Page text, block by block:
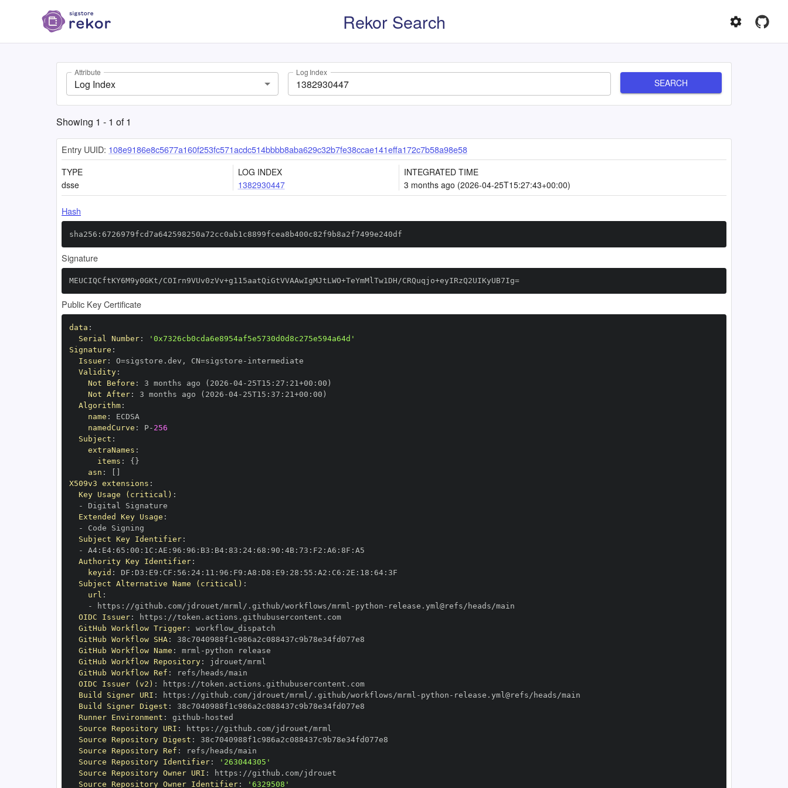
Rekor Search
Attribute
Log Index
Log Index
SEARCH
Showing 1 - 1 of1
Entry UUID: 108e9186e8c5677a160f253fc571acdc514bbbb8aba629c32b7fe38ccae141effa172c7b58a98e58
TYPE
dsse
LOG INDEX
1382930447
INTEGRATED TIME
3 months ago (2026-04-25T15:27:43+00:00)
Hash
sha256:6726979fcd7a642598250a72cc0ab1c8899fcea8b400c82f9b8a2f7499e240df
Signature
MEUCIQCftKY6M9y0GKt/COIrn9VUv0zVv+g115aatQiGtVVAAwIgMJtLWO+TeYmMlTw1DH/CRQuqjo+eyIRzQ2UIKyUB7Ig=
Public Key Certificate
data :
Serial Number:
'0x7326cb0cda6e8954af5e5730d0d8c275e594a64d'
Signature :
Issuer: O=sigstore.dev , CN=sigstore -
Validity:
Not Before : 3 months ago (2026 -04- 25T15 : 27 : 21+00 :
Not After: 3 months ago (2026 -04- 25T15 : 37 : 21+00 :
Algorithm:
name :
namedCurve : P- 256
Subject :
extraNames :
items : { }
asn :
X509v3 extensions :
Key Usage (critical) :
-
Extended Key Usage :
-
Subject Key Identifier:
-
A4: E4: 65 : 00 : 1C : AE : 96 : 96 : B3 : B4: 83 : 24: 68 : 90 : 4B: 73 : F2 : A6 : 8F :
Authority Key Identifier:
keyid : DF : D3 : E9 : CF : 56 : 24: 11 : 96 : F9 : A8 : D8 : E9 : 28 : 55 : A2 : C6 : 2E : 18 : 64:
Subject Alternative Name (critical) :
url :
-
https : //github.com/jdrouet/mrml/.github/workflows/mrml - python -
OIDC Issuer: https :
//token.actions.githubusercontent.com
GitHub Workflow Trigger:
GitHub Workflow SHA:
GitHub Workflow Name : mrml -
GitHub Workflow Repository:
GitHub Workflow Ref :
OIDC Issuer (v2) : https :
//token.actions.githubusercontent.com
Build Signer URI : https : //github.com/jdrouet/mrml/.github/workflows/mrml - python -
Build Signer Digest :
Runner Environment : github -
Source Repository URI : https :
Source Repository Digest :
Source Repository Ref :
Source Repository Identifier:
'263044305'
Source Repository Owner URI : https :
Source Repository Owner Identifier: '6329508'